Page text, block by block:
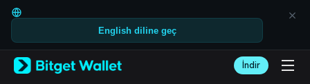
English
日本語
Русский
Español (Latinoamérica)
English diline geç
İndir